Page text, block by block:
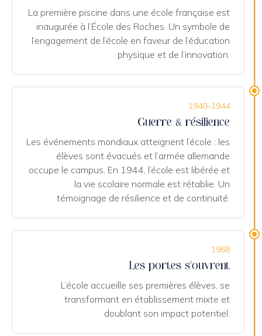
La première piscine dans une école française est
inaugurée à l’École des Roches. Un symbole de
l’engagement de l’école en faveur de l’éducation
physique et de l’innovation.
1940–1944
Guerre & résilience
Les événements mondiaux atteignent l’école : les
élèves sont évacués et l’armée allemande
occupe le campus. En 1944, l’école est libérée et
la vie scolaire normale est rétablie. Un
témoignage de résilience et de continuité.
1968
Les portes s’ouvrent
L’école accueille ses premières élèves, se
transformant en établissement mixte et
doublant son impact potentiel.